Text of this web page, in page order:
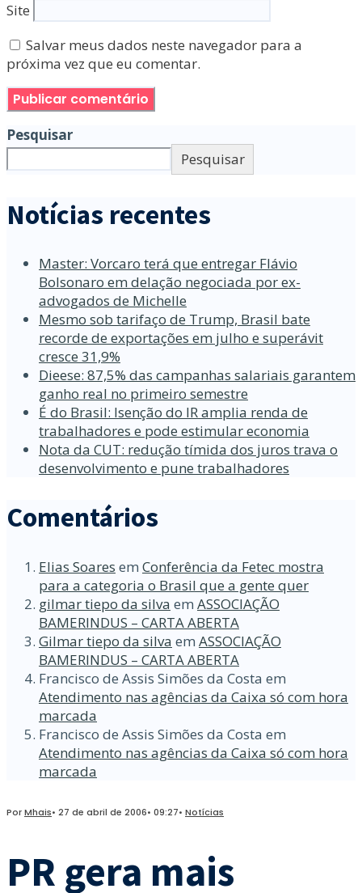
Site
Salvar meus dados neste navegador para a
próxima vez que eu comentar.
Pesquisar
Pesquisar
Notícias recentes
Master: Vorcaro terá que entregar Flávio
Bolsonaro em delação negociada por ex-
advogados de Michelle
Mesmo sob tarifaço de Trump, Brasil bate
recorde de exportações em julho e superávit
cresce 31,9%
Dieese: 87,5% das campanhas salariais garantem
ganho real no primeiro semestre
É do Brasil: Isenção do IR amplia renda de
trabalhadores e pode estimular economia
Nota da CUT: redução tímida dos juros trava o
desenvolvimento e pune trabalhadores
Comentários
Elias Soares em Conferência da Fetec mostra
para a categoria o Brasil que a gente quer
gilmar tiepo da silva em ASSOCIAÇÃO
BAMERINDUS – CARTA ABERTA
Gilmar tiepo da silva em ASSOCIAÇÃO
BAMERINDUS – CARTA ABERTA
Francisco de Assis Simões da Costa em
Atendimento nas agências da Caixa só com hora
marcada
Francisco de Assis Simões da Costa em
Atendimento nas agências da Caixa só com hora
marcada
PorMhais• 27 de abril de 2006• 09:27• Notícias
PR gera mais